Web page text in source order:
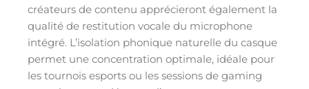
créateurs de contenu apprécieront également la
qualité de restitution vocale du microphone
intégré. L’isolation phonique naturelle du casque
permet une concentration optimale, idéale pour
les tournois esports ou les sessions de gaming